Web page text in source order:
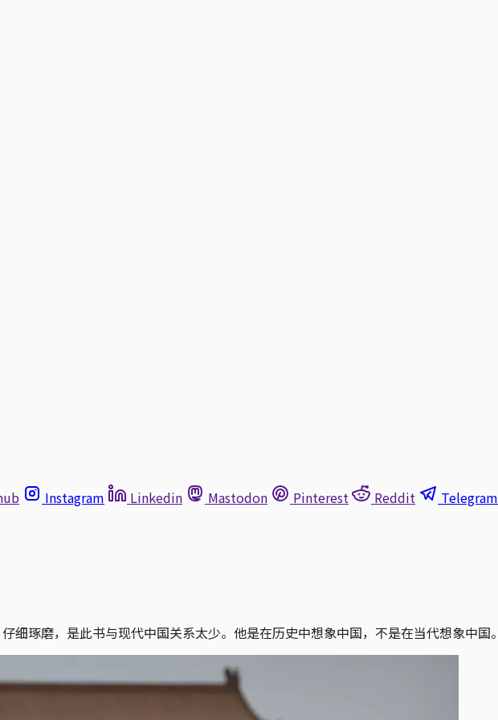
Instagram Linkedin Mastodon Pinterest Reddit Telegram
琢磨，是此书与现代中国关系太少。他是在历史中想象中国，不是在当代想象中国。